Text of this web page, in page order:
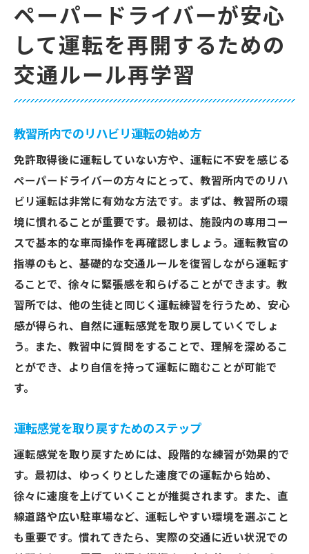
ペーパードライバーが安心
して運転を再開するための
交通ルール再学習
教習所内でのリハビリ運転の始め方
免許取得後に運転していない方や、運転に不安を感じる
ペーパードライバーの方々にとって、教習所内でのリハ
ビリ運転は非常に有効な方法です。まずは、教習所の環
境に慣れることが重要です。最初は、施設内の専用コー
スで基本的な車両操作を再確認しましょう。運転教官の
指導のもと、基礎的な交通ルールを復習しながら運転す
ることで、徐々に緊張感を和らげることができます。教
習所では、他の生徒と同じく運転練習を行うため、安心
感が得られ、自然に運転感覚を取り戻していくでしょ
う。また、教習中に質問をすることで、理解を深めるこ
とができ、より自信を持って運転に臨むことが可能で
す。
運転感覚を取り戻すためのステップ
運転感覚を取り戻すためには、段階的な練習が効果的で
す。最初は、ゆっくりとした速度での運転から始め、
徐々に速度を上げていくことが推奨されます。また、直
線道路や広い駐車場など、運転しやすい環境を選ぶこと
も重要です。慣れてきたら、実際の交通に近い状況での